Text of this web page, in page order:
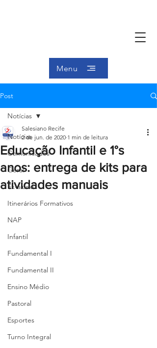
Menu
Post
Notícias
Comunicados
Geral
Ex-aluno
Itinerários Formativos
NAP
Infantil
Fundamental I
Fundamental II
Ensino Médio
Pastoral
Esportes
Turno Integral
Notícias
Educação Infantil e 1°s
anos: entrega de kits para
atividades manuais
Salesiano Recife
2 de jun. de 2020 1 min de leitura